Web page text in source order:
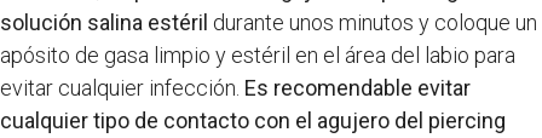
solución salina estéril durante unos minutos y coloque un
apósito de gasa limpio y estéril en el área del labio para
evitar cualquier infección. Es recomendable evitar
cualquier tipo de contacto con el agujero del piercing